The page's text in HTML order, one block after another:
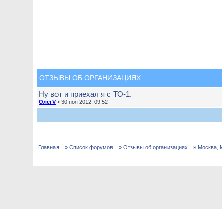
ОТЗЫВЫ ОБ ОРГАНИЗАЦИЯХ
Ну вот и приехал я с ТО-1.
ОлегV• 30 ноя 2012, 09:52
Главная » Список форумов » Отзывы об организациях » Москва,